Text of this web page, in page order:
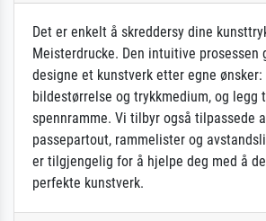
Det er enkelt å skreddersy dine
Meisterdrucke. Den intuitive prosessen
designe et kunstverk etter egne ønsker:
bildestørrelse og trykkmedium, og legg
spennramme. Vi tilbyr også tilpassede
passepartout, rammelister og
er tilgjengelig for å hjelpe deg med å
perfekte kunstverk.